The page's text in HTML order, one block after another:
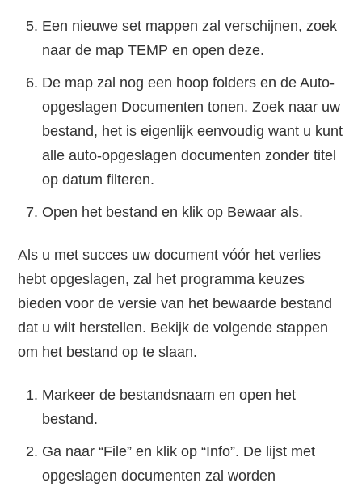
Een nieuwe set mappen zal verschijnen, zoek
naar de map TEMP en open deze.
De map zal nog een hoop folders en de Auto-
opgeslagen Documenten tonen. Zoek naar uw
bestand, het is eigenlijk eenvoudig want u kunt
alle auto-opgeslagen documenten zonder titel
op datum filteren.
Open het bestand en klik op Bewaar als.
Als u met succes uw document vóór het verlies
hebt opgeslagen, zal het programma keuzes
bieden voor de versie van het bewaarde bestand
dat u wilt herstellen. Bekijk de volgende stappen
om het bestand op te slaan.
Markeer de bestandsnaam en open het
bestand.
Ga naar “File” en klik op “Info”. De lijst met
opgeslagen documenten zal worden